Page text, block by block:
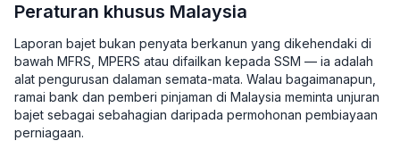
Peraturan khusus Malaysia
Laporan bajet bukan penyata berkanun yang dikehendaki di
bawah MFRS, MPERS atau difailkan kepada SSM — ia adalah
alat pengurusan dalaman semata-mata. Walau bagaimanapun,
ramai bank dan pemberi pinjaman di Malaysia meminta unjuran
bajet sebagai sebahagian daripada permohonan pembiayaan
perniagaan.